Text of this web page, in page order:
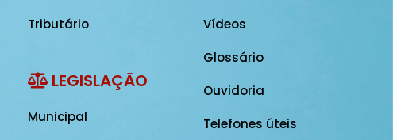
Tributário
LEGISLAÇÃO
Municipal
Vídeos
Glossário
Ouvidoria
Telefones úteis